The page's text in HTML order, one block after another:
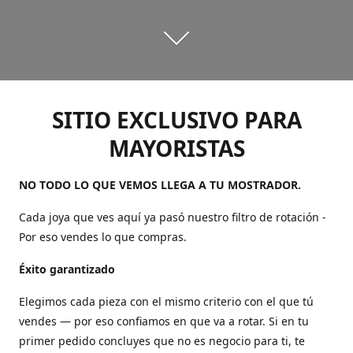
SITIO EXCLUSIVO PARA
MAYORISTAS
NO TODO LO QUE VEMOS LLEGA A TU MOSTRADOR.
Cada joya que ves aquí ya pasó nuestro filtro de rotación -
Por eso vendes lo que compras.
Éxito garantizado
Elegimos cada pieza con el mismo criterio con el que tú
vendes — por eso confiamos en que va a rotar. Si en tu
primer pedido concluyes que no es negocio para ti, te